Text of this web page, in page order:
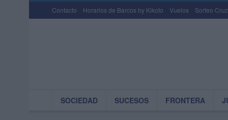
Contacto Horarios de Barcos by Kikoto Vuelos Sorteo
SOCIEDAD SUCESOS FRONTERA